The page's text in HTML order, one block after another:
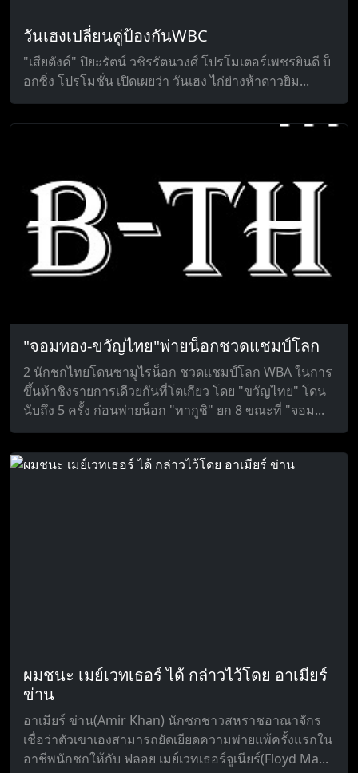
วันเฮงเปลี่ยนคู่ป้องกันWBC
"เสียตังค์" ปิยะรัตน์ วชิรรัตนวงศ์ โปรโมเตอร์เพชรยินดี บ็
อกซิ่ง โปรโมชั่น เปิดเผยว่า วันเฮง ไก่ย่างห้าดาวยิม...
"จอมทอง-ขวัญไทย"พ่ายน็อกชวดแชมป์โลก
2 นักชกไทยโดนซามูไรน็อก ชวดแชมป์โลก WBA ในการ
ขึ้นท้าชิงรายการเดีวยกันที่โตเกียว โดย "ขวัญไทย" โดน
นับถึง 5 ครั้ง ก่อนพ่ายน็อก "ทากูชิ" ยก 8 ขณะที่ "จอม...
ผมชนะ เมย์เวทเธอร์ ได้ กล่าวไว้โดย อาเมียร์
ข่าน
อาเมียร์ ข่าน(Amir Khan) นักชกชาวสหราชอาณาจักร
เชื่อว่าตัวเขาเองสามารถยัดเยียดความพ่ายแพ้ครั้งแรกใน
อาชีพนักชกให้กับ ฟลอย เมย์เวทเธอร์จูเนียร์(Floyd Ma...